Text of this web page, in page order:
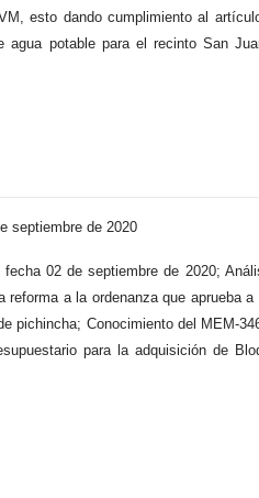
esto dando cumplimiento al
potable para el recinto San
septiembre de 2020
02 de septiembre de 2020;
a la ordenanza que aprueba
pichincha; Conocimiento del MEM-
para la adquisición de